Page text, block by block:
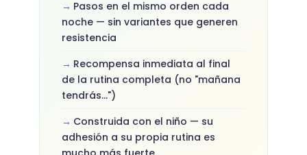
Pasos en el mismo orden cada
noche — sin variantes que generen
resistencia
Recompensa inmediata al final
de la rutina completa (no "mañana
tendrás...")
Construida con el niño — su
adhesión a su propia rutina es